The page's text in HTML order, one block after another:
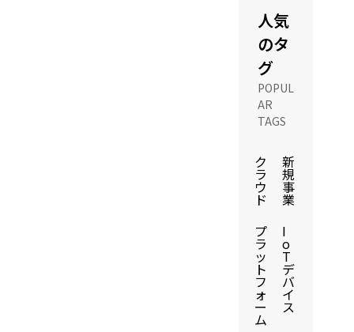
人気
のタ
グ
POPUL
AR
TAGS
ク
ラ
ウ
ド
新
規
事
業
プ
ラ
ッ
ト
フ
ォ
ー
ム
I
o
T
デ
バ
イ
ス